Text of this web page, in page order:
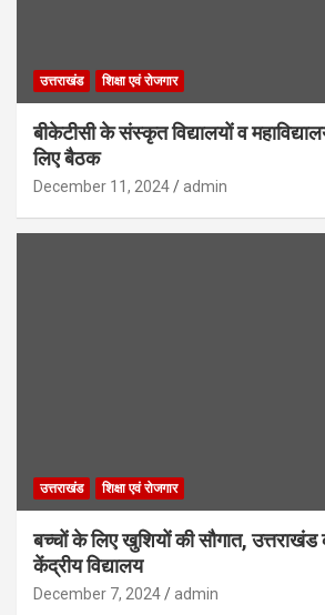
उत्तराखंड शिक्षा एवं रोजगार
बीकेटीसी के संस्कृत विद्यालयों व
लिए बैठक
December 11, 2024 admin
उत्तराखंड शिक्षा एवं रोजगार
बच्चों के लिए खुशियों की सौगात, उत्तराखंड
केंद्रीय विद्यालय
December 7, 2024 admin